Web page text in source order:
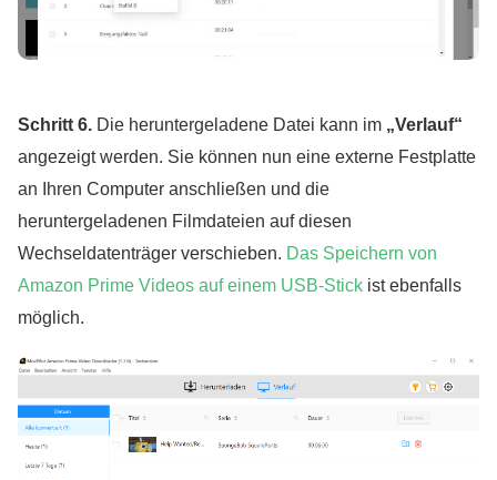
Schritt 6.Die heruntergeladene Datei kann im „Verlauf“
angezeigt werden. Sie können nun eine externe Festplatte
an Ihren Computer anschließen und die
heruntergeladenen Filmdateien auf diesen
Wechseldatenträger verschieben. Das Speichern von
Amazon Prime Videos auf einem USB-Stickist ebenfalls
möglich.